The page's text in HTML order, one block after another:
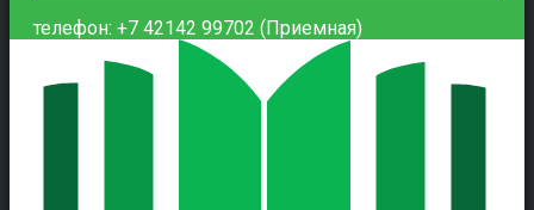
телефон: +7 42142 99702 (Приемная)